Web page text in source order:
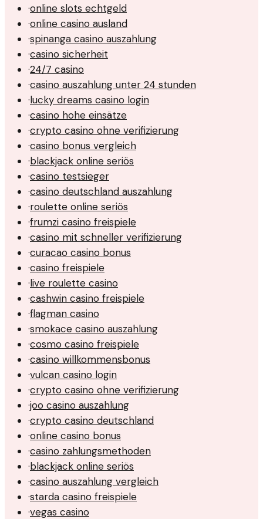
·online slots echtgeld
·online casino ausland
·spinanga casino auszahlung
·casino sicherheit
·24/7 casino
·casino auszahlung unter 24 stunden
·lucky dreams casino login
·casino hohe einsätze
·crypto casino ohne verifizierung
·casino bonus vergleich
·blackjack online seriös
·casino testsieger
·casino deutschland auszahlung
·roulette online seriös
·frumzi casino freispiele
·casino mit schneller verifizierung
·curacao casino bonus
·casino freispiele
·live roulette casino
·cashwin casino freispiele
·flagman casino
·smokace casino auszahlung
·cosmo casino freispiele
·casino willkommensbonus
·vulcan casino login
·crypto casino ohne verifizierung
·joo casino auszahlung
·crypto casino deutschland
·online casino bonus
·casino zahlungsmethoden
·blackjack online seriös
·casino auszahlung vergleich
·starda casino freispiele
·vegas casino